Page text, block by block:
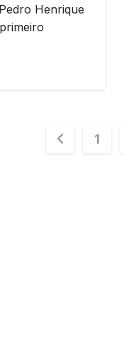
Henrique
1